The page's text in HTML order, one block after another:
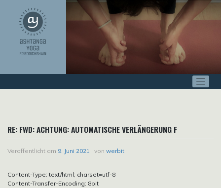
springen
RE: FWD: ACHTUNG: AUTOMATISCHE VERLÄNGERUNG F
Veröffentlicht am 9. Juni 2021 | von werbit
Content-Type: text/html; charset=utf-8
Content-Transfer-Encoding: 8bit